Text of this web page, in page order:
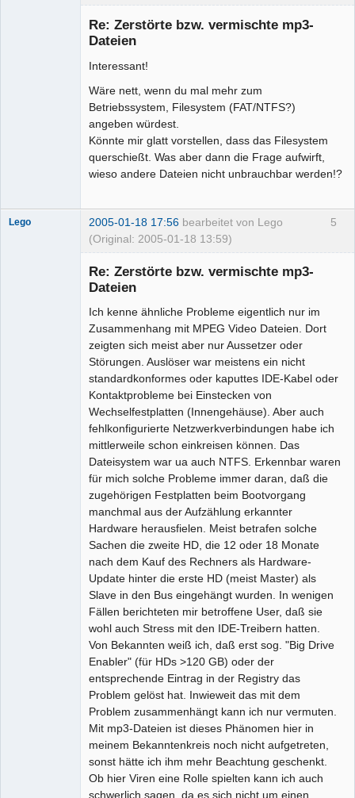
Re: Zerstörte bzw. vermischte mp3-
Dateien
Interessant!
Wäre nett, wenn du mal mehr zum
Betriebssystem, Filesystem (FAT/NTFS?)
angeben würdest.
Könnte mir glatt vorstellen, dass das Filesystem
querschießt. Was aber dann die Frage aufwirft,
wieso andere Dateien nicht unbrauchbar werden!?
5
Lego 2005-01-18 17:56 bearbeitet von Lego
(Original: 2005-01-18 13:59)
Re: Zerstörte bzw. vermischte mp3-
Dateien
Ich kenne ähnliche Probleme eigentlich nur im
Zusammenhang mit MPEG Video Dateien. Dort
zeigten sich meist aber nur Aussetzer oder
Störungen. Auslöser war meistens ein nicht
standardkonformes oder kaputtes IDE-Kabel oder
Kontaktprobleme bei Einstecken von
Wechselfestplatten (Innengehäuse). Aber auch
fehlkonfigurierte Netzwerkverbindungen habe ich
mittlerweile schon einkreisen können. Das
Dateisystem war ua auch NTFS. Erkennbar waren
für mich solche Probleme immer daran, daß die
zugehörigen Festplatten beim Bootvorgang
manchmal aus der Aufzählung erkannter
Hardware herausfielen. Meist betrafen solche
Sachen die zweite HD, die 12 oder 18 Monate
nach dem Kauf des Rechners als Hardware-
Update hinter die erste HD (meist Master) als
Slave in den Bus eingehängt wurden. In wenigen
Fällen berichteten mir betroffene User, daß sie
wohl auch Stress mit den IDE-Treibern hatten.
Von Bekannten weiß ich, daß erst sog. "Big Drive
Enabler" (für HDs >120 GB) oder der
entsprechende Eintrag in der Registry das
Problem gelöst hat. Inwieweit das mit dem
Problem zusammenhängt kann ich nur vermuten.
Mit mp3-Dateien ist dieses Phänomen hier in
meinem Bekanntenkreis noch nicht aufgetreten,
sonst hätte ich ihm mehr Beachtung geschenkt.
Ob hier Viren eine Rolle spielten kann ich auch
schwerlich sagen, da es sich nicht um einen